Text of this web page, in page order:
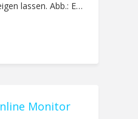
lassen. Abb.: E…
Monitor